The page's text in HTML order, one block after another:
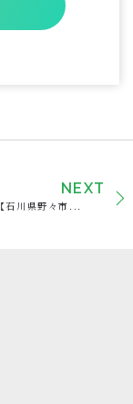
NEXT
【石川県野々市...